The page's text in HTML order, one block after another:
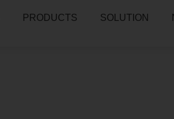
PRODUCTS SOLUTION